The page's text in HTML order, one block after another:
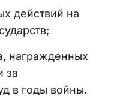
действий на
награжденных
за
в годы войны.